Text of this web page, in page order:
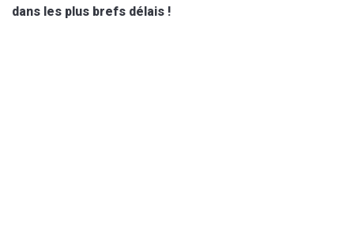
dans les plus brefs délais !